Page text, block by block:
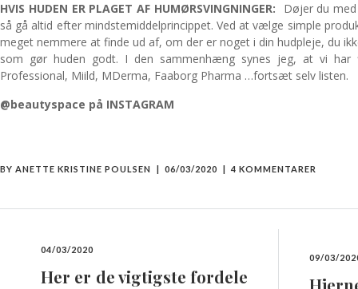
HVIS HUDEN ER PLAGET AF HUMØRSVINGNINGER:
Døjer du
så gå altid efter mindstemiddelprincippet. Ved at vælge simple
meget nemmere at finde ud af, om der er noget i din hudpleje, du
som gør huden godt. I den sammenhæng synes jeg, at vi har
Professional, Miild, MDerma, Faaborg Pharma …fortsæt selv listen.
@beautyspace på INSTAGRAM
BY ANETTE KRISTINE POULSEN 06/03/2020 4 KOMMENTARER
04/03/2020
Her er de vigtigste fordele
09/03/